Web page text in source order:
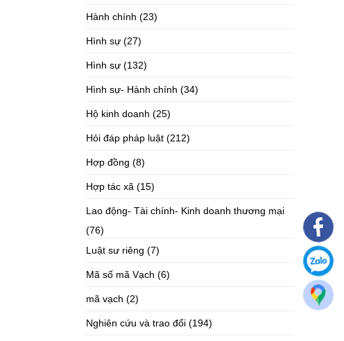
Hành chính (23)
Hình sự (27)
Hình sự (132)
Hình sự- Hành chính (34)
Hộ kinh doanh (25)
Hỏi đáp pháp luật (212)
Hợp đồng (8)
Hợp tác xã (15)
Lao động- Tài chính- Kinh doanh thương mại
(76)
Luật sư riêng (7)
Mã số mã Vạch (6)
mã vạch (2)
Nghiên cứu và trao đổi (194)